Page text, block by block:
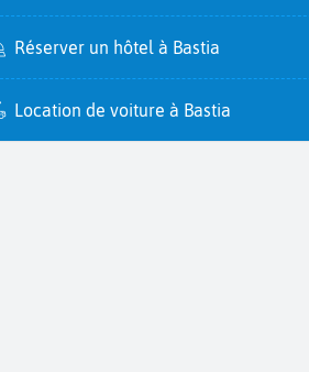
Réserver un hôtel à Bastia
Location de voiture à Bastia